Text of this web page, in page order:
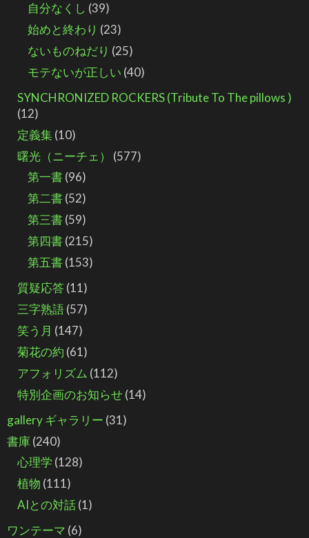
自分なくし (39)
始めと終わり (23)
ないものねだり (25)
モテないが正しい (40)
SYNCHRONIZED ROCKERS (Tribute To The pillows )
(12)
定義集(10)
曙光（ニーチェ）
(577)
第一書(96)
第二書(52)
第三書(59)
第四書(215)
第五書(153)
質疑応答(11)
三字熟語(57)
笑う月 (147)
菊花の約 (61)
アフォリズム (112)
特別企画のお知らせ(14)
gallery ギャラリー (31)
書庫(240)
心理学 (128)
植物 (111)
AIとの対話(1)
ワンテーマ (6)